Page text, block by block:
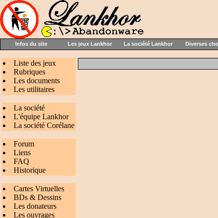
Infos du site Les jeux Lankhor La société Lankhor Diverses
Liste des jeux
Rubriques
Les documents
Les utilitaires
La société
L'équipe Lankhor
La société Corélane
Forum
Liens
FAQ
Historique
Cartes Virtuelles
BDs & Dessins
Les donateurs
Les ouvrages